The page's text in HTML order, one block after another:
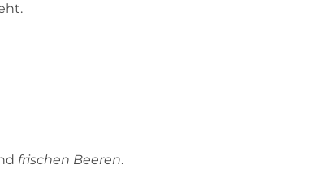
frischen Beeren.